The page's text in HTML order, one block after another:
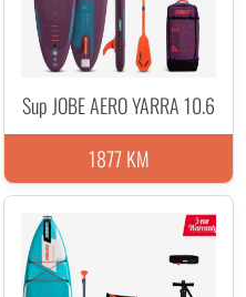
Sup JOBE AERO YARRA 10.6
1877 KM